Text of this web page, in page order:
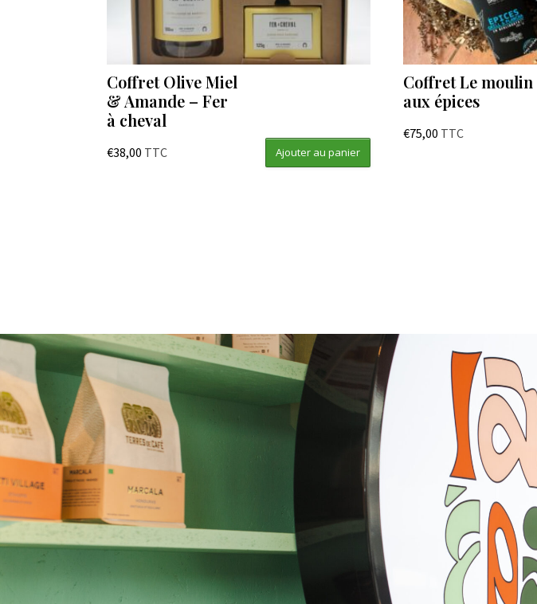
Coffret Olive Miel
& Amande – Fer
à cheval
€38,00 TTC Ajouter au panier
Coffret Le moulin
aux épices
€75,00 TTC